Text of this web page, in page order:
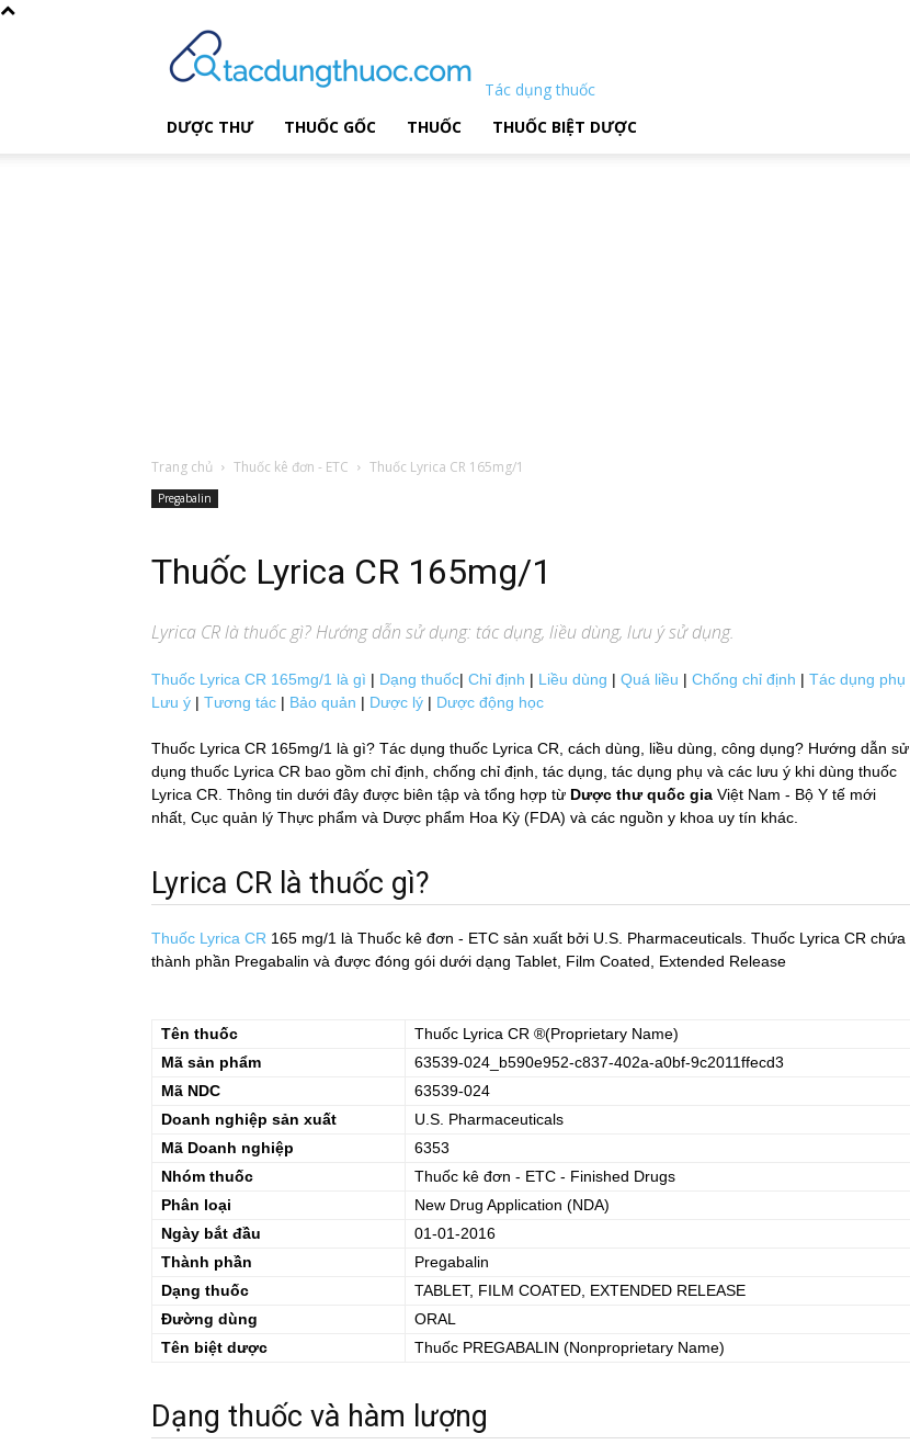
Tác dụng thuốc
DƯỢC THƯ
THUỐC GỐC THUỐC THUỐC BIỆT DƯỢC
Trang chủ Thuốc kê đơn - ETC Thuốc Lyrica CR 165mg/1
Pregabalin
Thuốc Lyrica CR 165mg/1
Lyrica CRlà thuốc gì? Hướng dẫn sử dụng: tác dụng, liều dùng, lưu ý sử dụng.
Thuốc Lyrica CR 165mg/1 là gì | Dạng thuốc| Chỉ định | Liều dùng | Quá liều | Chống chỉ định | Tác dụng phụ
Lưu ý | Tương tác | Bảo quản | Dược lý | Dược động học
Thuốc Lyrica CR 165mg/1 là gì? Tác dụng thuốc Lyrica CR, cách dùng, liều dùng, công dụng? Hướng dẫn sử
dụng thuốc Lyrica CR bao gồm chỉ định, chống chỉ định, tác dụng, tác dụng phụ và các lưu ý khi dùng thuốc
Lyrica CR. Thông tin dưới đây được biên tập và tổng hợp từ Dược thư quốc gia Việt Nam - Bộ Y tế mới
nhất, Cục quản lý Thực phẩm và Dược phẩm Hoa Kỳ (FDA) và các nguồn y khoa uy tín khác.
Lyrica CR là thuốc gì?
Thuốc Lyrica CR 165 mg/1 là Thuốc kê đơn - ETC sản xuất bởi U.S. Pharmaceuticals. Thuốc Lyrica CR chứa
thành phần Pregabalin và được đóng gói dưới dạng Tablet, Film Coated, Extended Release
Tên thuốc Thuốc Lyrica CR ®(Proprietary Name)
Mã sản phẩm
63539-024_b590e952-c837-402a-a0bf-9c2011ffecd3
Mã NDC
63539-024
Doanh nghiệp sản xuất
U.S. Pharmaceuticals
Mã Doanh nghiệp
6353
Nhóm thuốc
Thuốc kê đơn - ETC - Finished Drugs
Phân loại
New Drug Application (NDA)
Ngày bắt đầu
01-01-2016
Thành phần
Pregabalin
Dạng thuốc
TABLET, FILM COATED, EXTENDED RELEASE
Đường dùng
ORAL
Tên biệt dược
Thuốc PREGABALIN (Nonproprietary Name)
Dạng thuốc và hàm lượng